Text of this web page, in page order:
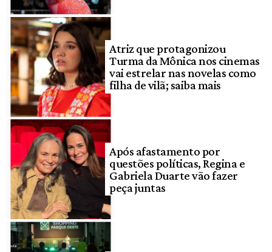
Atriz que protagonizou
Turma da Mônica nos cinemas
vai estrelar nas novelas como
filha de vilã; saiba mais
Após afastamento por
questões políticas, Regina e
Gabriela Duarte vão fazer
peça juntas